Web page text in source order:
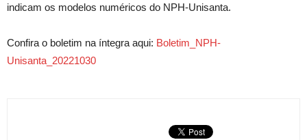
indicam os modelos numéricos do NPH-Unisanta.
Confira o boletim na íntegra aqui: Boletim_NPH-
Unisanta_20221030